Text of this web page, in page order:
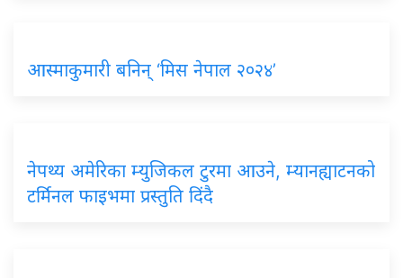
आस्माकुमारी बनिन् ‘मिस नेपाल २०२४’
नेपथ्य अमेरिका म्युजिकल टुरमा आउने, म्यानह्याटनको
टर्मिनल फाइभमा प्रस्तुति दिंदै